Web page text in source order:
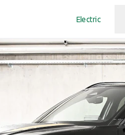
Electric